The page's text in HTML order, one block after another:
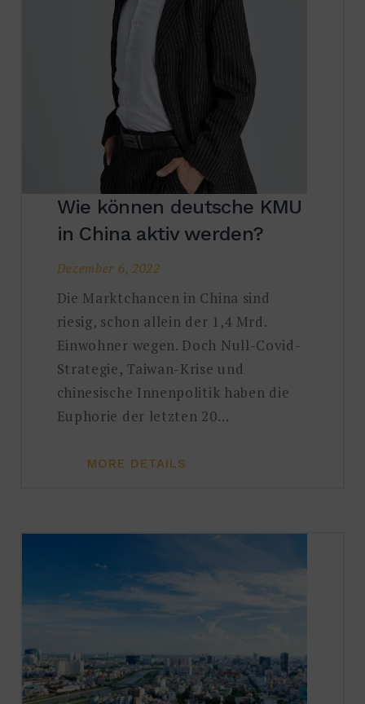
Wie können deutsche KMU
in China aktiv werden?
Dezember 6, 2022
Die Marktchancen in China sind
riesig, schon allein der 1,4 Mrd.
Einwohner wegen. Doch Null-Covid-
Strategie, Taiwan-Krise und
chinesische Innenpolitik haben die
Euphorie der letzten 20…
MORE DETAILS